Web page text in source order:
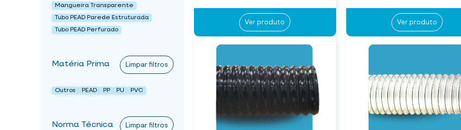
Mangueira Transparente
Tubo PEAD Parede Estruturada
Tubo PEAD Perfurado
Matéria Prima Limpar filtros
Outros PEAD PP PU PVC
Norma Técnica Limpar filtros
Ver produto Ver produto